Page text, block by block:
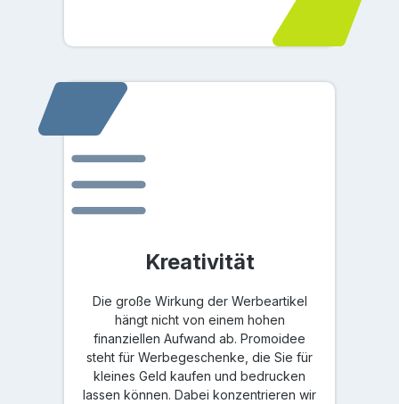
Kreativität
Die große Wirkung der Werbeartikel
hängt nicht von einem hohen
finanziellen Aufwand ab. Promoidee
steht für Werbegeschenke, die Sie für
kleines Geld kaufen und bedrucken
lassen können. Dabei konzentrieren wir